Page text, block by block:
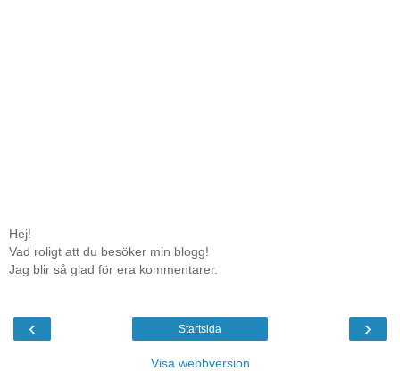
Hej!
Vad roligt att du besöker min blogg!
Jag blir så glad för era kommentarer.
‹ ›
Startsida
Visa webbversion